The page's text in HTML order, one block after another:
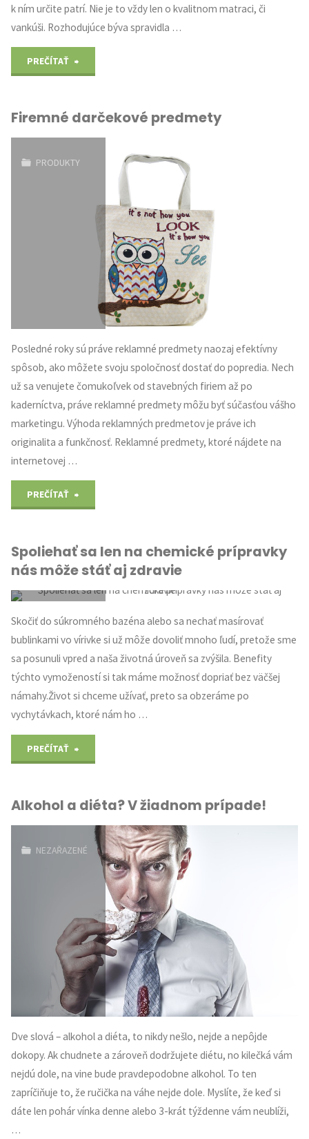
k ním určite patrí. Nie je to vždy len o kvalitnom matraci, či
vankúši. Rozhodujúce býva spravidla …
PREČÍTAŤ
ktorej
zimu
nezaobídete"
Firemné darčekové predmety
PRODUKTY
Posledné roky sú práve reklamné predmety naozaj efektívny
spôsob, ako môžete svoju spoločnosť dostať do popredia. Nech
už sa venujete čomukoľvek od stavebných firiem až po
kaderníctva, práve reklamné predmety môžu byť súčasťou vášho
marketingu. Výhoda reklamných predmetov je práve ich
originalita a funkčnosť. Reklamné predmety, ktoré nájdete na
internetovej …
PREČÍTAŤ
predmety"
Spoliehať sa len na chemické prípravky
nás môže stáť aj zdravie
NEZAŘAZENÉ
Skočiť do súkromného bazéna alebo sa nechať masírovať
bublinkami vo vírivke si už môže dovoliť mnoho ľudí, pretože sme
sa posunuli vpred a naša životná úroveň sa zvýšila. Benefity
týchto vymožeností si tak máme možnosť dopriať bez väčšej
námahy.Život si chceme užívať, preto sa obzeráme po
vychytávkach, ktoré nám ho …
PREČÍTAŤ
len
chemické
prípravky
nás
môže
stáť
aj
zdravie"
Alkohol a diéta? V žiadnom prípade!
NEZAŘAZENÉ
Dve slová – alkohol a diéta, to nikdy nešlo, nejde a nepôjde
dokopy. Ak chudnete a zároveň dodržujete diétu, no kilečká vám
nejdú dole, na vine bude pravdepodobne alkohol. To ten
zapríčiňuje to, že ručička na váhe nejde dole. Myslíte, že keď si
dáte len pohár vínka denne alebo 3-krát týždenne vám neublíži,
…